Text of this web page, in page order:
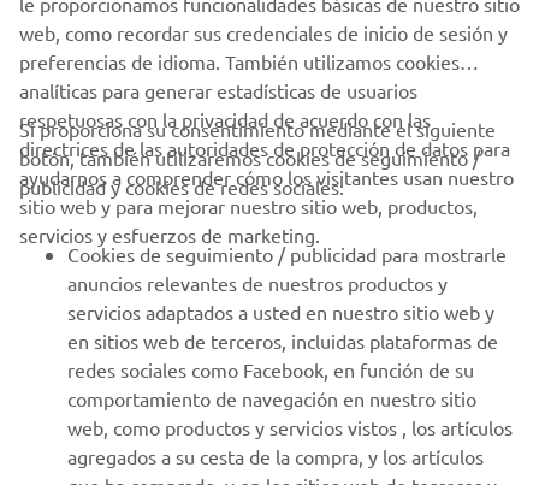
web, como recordar sus credenciales de inicio de sesión y
preferencias de idioma. También utilizamos cookies
analíticas para generar estadísticas de usuarios
respetuosas con la privacidad de acuerdo con las
directrices de las autoridades de protección de datos para
ayudarnos a comprender cómo los visitantes usan nuestro
sitio web y para mejorar nuestro sitio web, productos,
servicios y esfuerzos de marketing.
Si proporciona su consentimiento mediante el siguiente
botón, también utilizaremos cookies de seguimiento /
publicidad y cookies de redes sociales:
Cookies de seguimiento / publicidad para mostrarle
anuncios relevantes de nuestros productos y
servicios adaptados a usted en nuestro sitio web y
en sitios web de terceros, incluidas plataformas de
redes sociales como Facebook, en función de su
comportamiento de navegación en nuestro sitio
web, como productos y servicios vistos , los artículos
agregados a su cesta de la compra, y los artículos